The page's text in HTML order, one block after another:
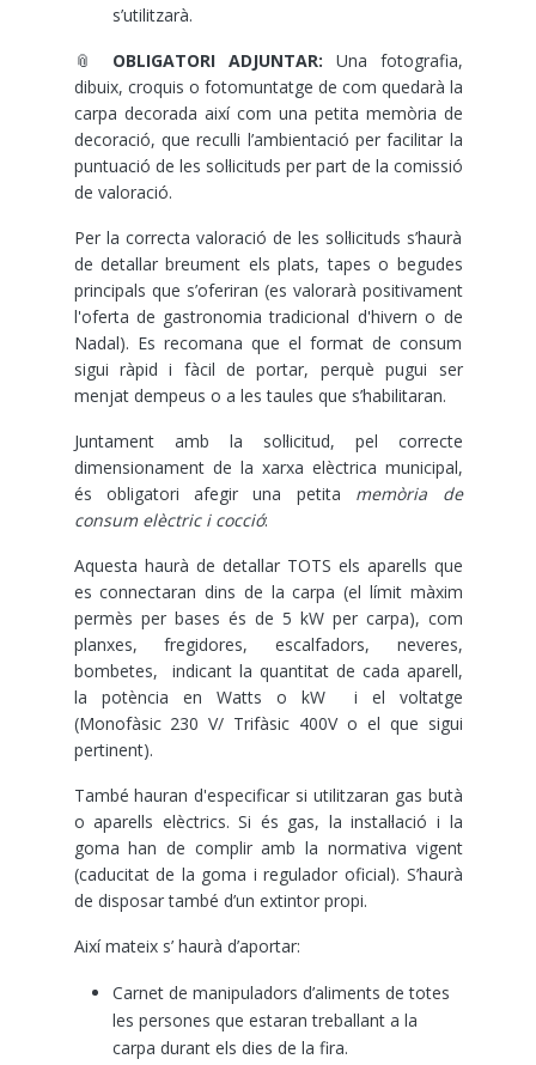
s’utilitzarà.
📎 OBLIGATORI ADJUNTAR: Una fotografia,
dibuix, croquis o fotomuntatge de com quedarà la
carpa decorada així com una petita memòria de
decoració, que reculli l’ambientació per facilitar la
puntuació de les sol·licituds per part de la comissió
de valoració.
Per la correcta valoració de les sol·licituds s’haurà
de detallar breument els plats, tapes o begudes
principals que s’oferiran (es valorarà positivament
l'oferta de gastronomia tradicional d'hivern o de
Nadal). Es recomana que el format de consum
sigui ràpid i fàcil de portar, perquè pugui ser
menjat dempeus o a les taules que s’habilitaran.
Juntament amb la sol·licitud, pel correcte
dimensionament de la xarxa elèctrica municipal,
és obligatori afegir una petita memòria de
consum elèctric i cocció:
Aquesta haurà de detallar TOTS els aparells que
es connectaran dins de la carpa (el límit màxim
permès per bases és de 5 kW per carpa), com
planxes, fregidores, escalfadors, neveres,
bombetes, indicant la quantitat de cada aparell,
la potència en Watts o kW i el voltatge
(Monofàsic 230 V/ Trifàsic 400V o el que sigui
pertinent).
També hauran d'especificar si utilitzaran gas butà
o aparells elèctrics. Si és gas, la instal·lació i la
goma han de complir amb la normativa vigent
(caducitat de la goma i regulador oficial). S’haurà
de disposar també d’un extintor propi.
Així mateix s’ haurà d’aportar:
Carnet de manipuladors d’aliments de totes
les persones que estaran treballant a la
carpa durant els dies de la fira.